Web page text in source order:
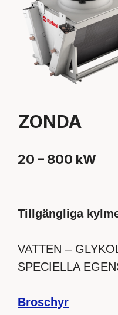
ZONDA
20 – 800 kW
Tillgängliga
VATTEN –
SPECIELLA
Broschyr